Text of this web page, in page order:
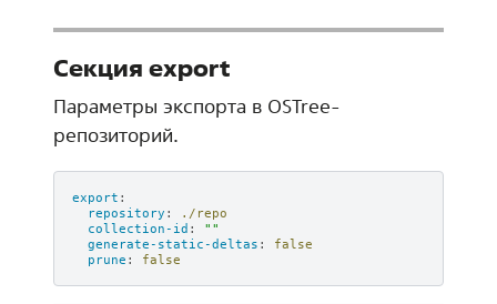
Секция export
Параметры экспорта в OSTree-
репозиторий.
export :
repository :
./repo
collection-id :
""
generate-static-deltas :
false
prune : false